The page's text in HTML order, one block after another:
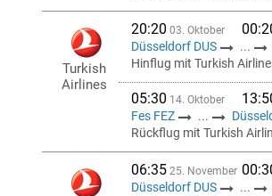
20:20 03. Oktober
Düsseldorf DUS ...
Hinflug mit Turkish
05:30 14. Oktober
Fes FEZ ...
Rückflug mit Turkish
Turkish
Airlines
06:35 25. November
Düsseldorf DUS ...